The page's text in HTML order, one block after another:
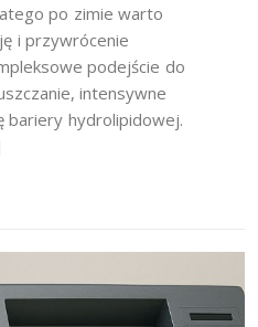
po zimie warto
i przywrócenie
podejście do
intensywne
bariery hydrolipidowej.